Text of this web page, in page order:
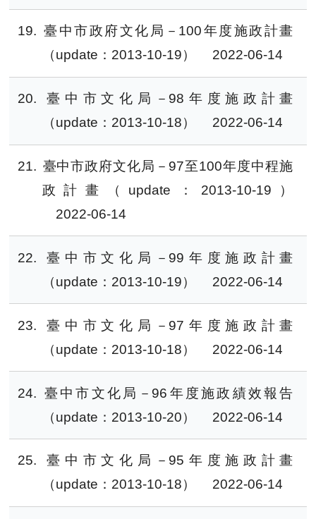
19
臺中市政府文化局－100年度施政計畫
（update：2013-10-19）
2022-06-14
20
臺中市文化局－98年度施政計畫
（update：2013-10-18）
2022-06-14
21
臺中市政府文化局－97至100年度中程施
政計畫（update：2013-10-19）
2022-06-14
22
臺中市文化局－99年度施政計畫
（update：2013-10-19）
2022-06-14
23
臺中市文化局－97年度施政計畫
（update：2013-10-18）
2022-06-14
24
臺中市文化局－96年度施政績效報告
（update：2013-10-20）
2022-06-14
25
臺中市文化局－95年度施政計畫
（update：2013-10-18）
2022-06-14